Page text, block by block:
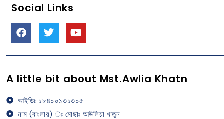
Social Links
A little bit about Mst.Awlia Khatn
আইডিঃ ১৮৪০০১৩১৩০৫
নাম (বাংলায়) ঃ মোছাঃ আউলিয়া খাতুন